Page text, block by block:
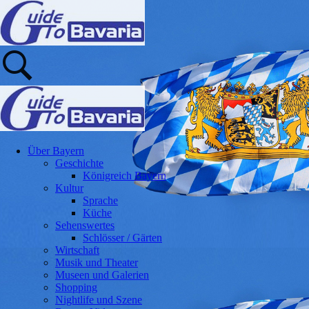
Über Bayern
Geschichte
Königreich Bayern
Kultur
Sprache
Küche
Sehenswertes
Schlösser / Gärten
Wirtschaft
Musik und Theater
Museen und Galerien
Shopping
Nightlife und Szene